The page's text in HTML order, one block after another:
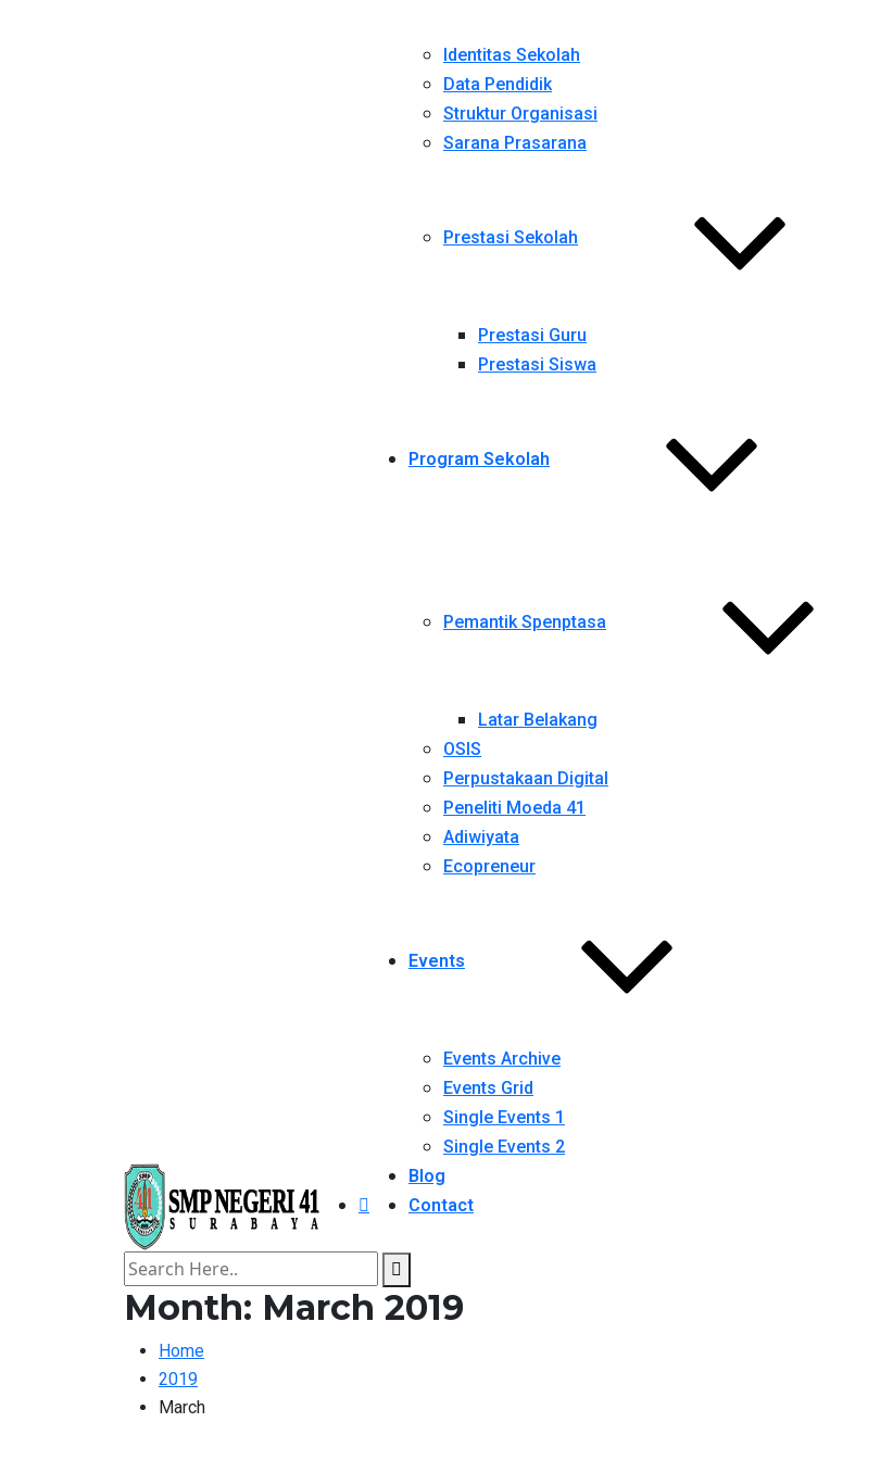
Identitas Sekolah
Data Pendidik
Struktur Organisasi
Sarana Prasarana
Prestasi Sekolah
Prestasi Guru
Prestasi Siswa
Program Sekolah
Pemantik Spenptasa
Latar Belakang
OSIS
Perpustakaan Digital
Peneliti Moeda 41
Adiwiyata
Ecopreneur
Events
Events Archive
Events Grid
Single Events 1
Single Events 2
Blog
Contact
Month: March 2019
Home
2019
March